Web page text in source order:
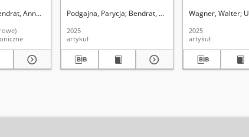
TheAnna (1978- ). Redaktor
Podgajna, Parycja Bendrat, Anna (1978- ). Redaktor
2025
artykuł
Wagner, Walter
2025
artykuł